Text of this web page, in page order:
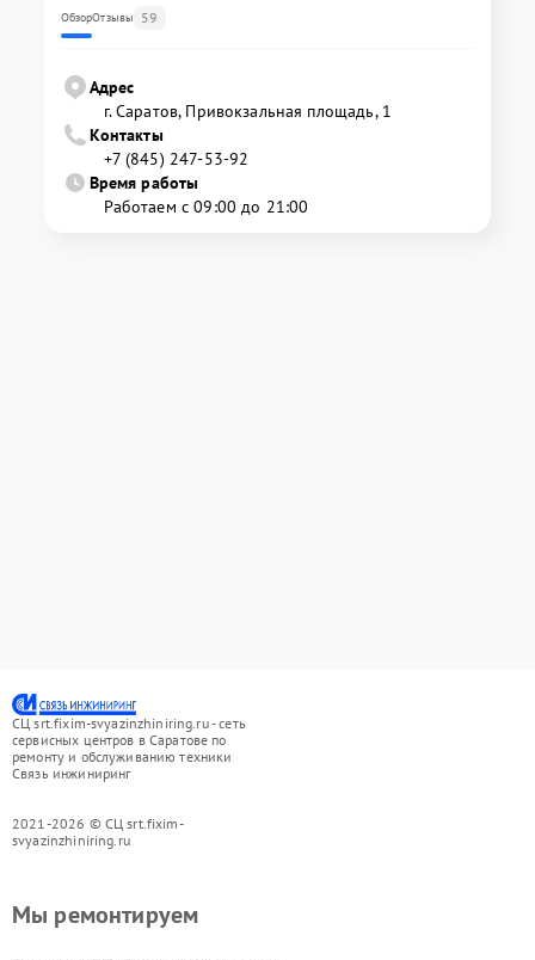
ОбзорОтзывы 59
Адрес
г. Саратов, Привокзальная площадь, 1
Контакты
+7 (845) 247-53-92
Время работы
Работаем с 09:00 до 21:00
СЦ srt.fixim-svyazinzhiniring.ru - сеть
сервисных центров в Саратове по
ремонту и обслуживанию техники
Связь инжиниринг
2021-2026 © СЦ srt.fixim-
svyazinzhiniring.ru
Мы ремонтируем